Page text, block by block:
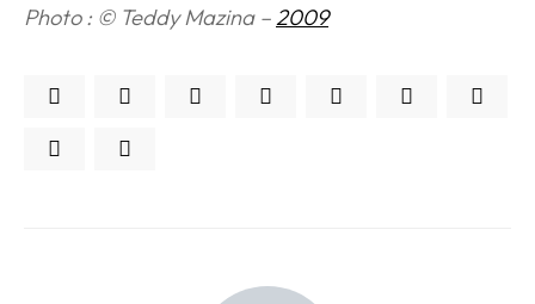
Photo : © Teddy Mazina –2009